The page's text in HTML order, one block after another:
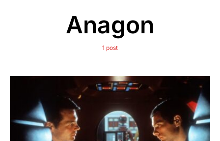
Anagon
1 post